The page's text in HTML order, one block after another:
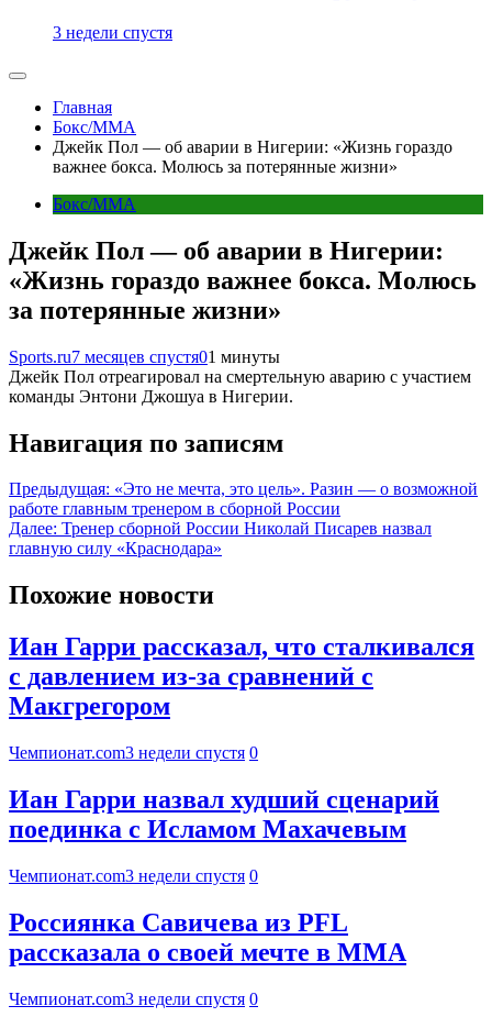
3 недели спустя
Главная
Бокс/MMA
Джейк Пол — об аварии в Нигерии: «Жизнь гораздо
важнее бокса. Молюсь за потерянные жизни»
Бокс/MMA
Джейк Пол — об аварии в Нигерии:
«Жизнь гораздо важнее бокса. Молюсь
за потерянные жизни»
Sports.ru7 месяцев спустя01 минуты
Джейк Пол отреагировал на смертельную аварию с участием
команды Энтони Джошуа в Нигерии.
Навигация по записям
Предыдущая: «Это не мечта, это цель». Разин — о возможной
работе главным тренером в сборной России
Далее: Тренер сборной России Николай Писарев назвал
главную силу «Краснодара»
Похожие новости
Иан Гарри рассказал, что сталкивался
с давлением из-за сравнений с
Макгрегором
Чемпионат.com3 недели спустя 0
Иан Гарри назвал худший сценарий
поединка с Исламом Махачевым
Чемпионат.com3 недели спустя 0
Россиянка Савичева из PFL
рассказала о своей мечте в ММА
Чемпионат.com3 недели спустя 0